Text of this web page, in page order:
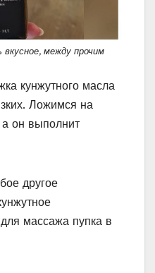
между прочим
кунжутного масла
Ложимся на
он выполнит
другое
массажа пупка в